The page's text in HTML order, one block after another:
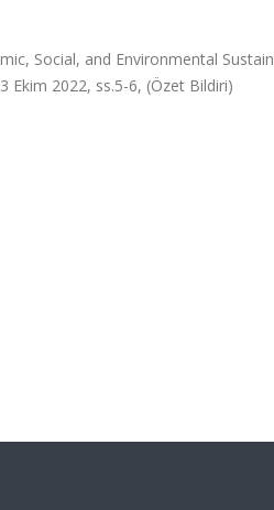
Social, and Environmental
Ekim 2022, ss.5-6, (Özet Bildiri)